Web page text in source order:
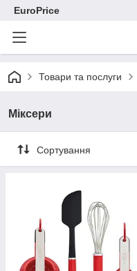
EuroPrice
Товари та послуги
Міксери
Сортування